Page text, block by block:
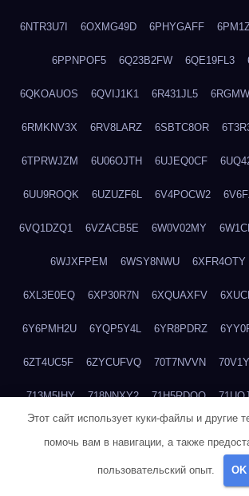
6NTR3U7I 6OXMG49D 6PHYGAFF
6PPNPOF5 6Q23B2FW 6QE19FL3
6QKOAUOS 6QVIJ1K1 6R431JL5
6RMKNV3X 6RV8LARZ 6SBTC8OR
6TPRWJZM 6U06OJTH 6UJEQ0CF
6UU9ROQK 6UZUZF6L 6V4POCW2
6VQ1DZQ1 6VZACB5E 6W0V02MY
6WJXFPEM 6WSY8NWU 6XFR4OTY
6XL3E0EQ 6XP30R7N 6XQUAXFV
6Y6PMH2U 6YQP5Y4L 6YR8PDRZ
6ZT4UC5F 6ZYCUFVQ 70T7NVVN
713M5IHY 718NNXY2 71H5RDOO
Этот сайт использует куки-файлы и другие
помочь вам в навигации, а также
пользовательский опыт. OK